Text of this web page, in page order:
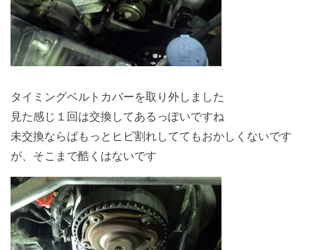
タイミングベルトカバーを取り外しました
見た感じ１回は交換してあるっぽいですね
未交換ならばもっとヒビ割れしててもおかしくないです
が、そこまで酷くはないです